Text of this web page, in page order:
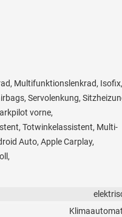
Multifunktionslenkrad, Isofix,
Servolenkung,
vorne,
Totwinkelassistent, Multi-
Auto, Apple Carplay,